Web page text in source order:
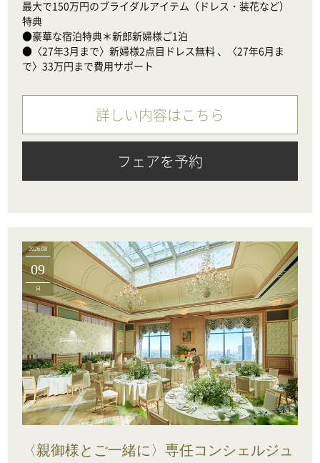
最大で150万円のブライダルアイテム（ドレス・装花など）
特典
●豪華な宿泊特典＊新郎新婦様ご1泊
●〈27年3月まで〉新婦様2点目ドレス無料 、〈27年6月ま
で〉33万円まで費用サポート
詳しい内容はこちら
フェアを予約
2026.08
09
日
〈親御様とご一緒に〉専任コンシェルジュ